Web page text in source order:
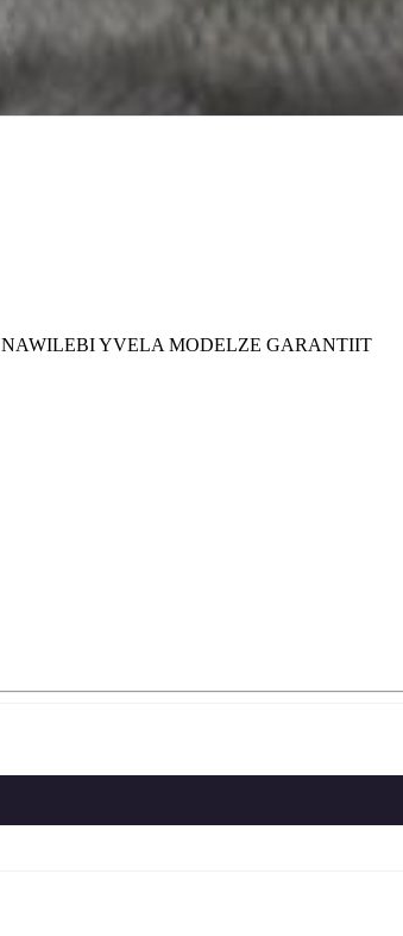
YVELA MODELZE GARANTIIT